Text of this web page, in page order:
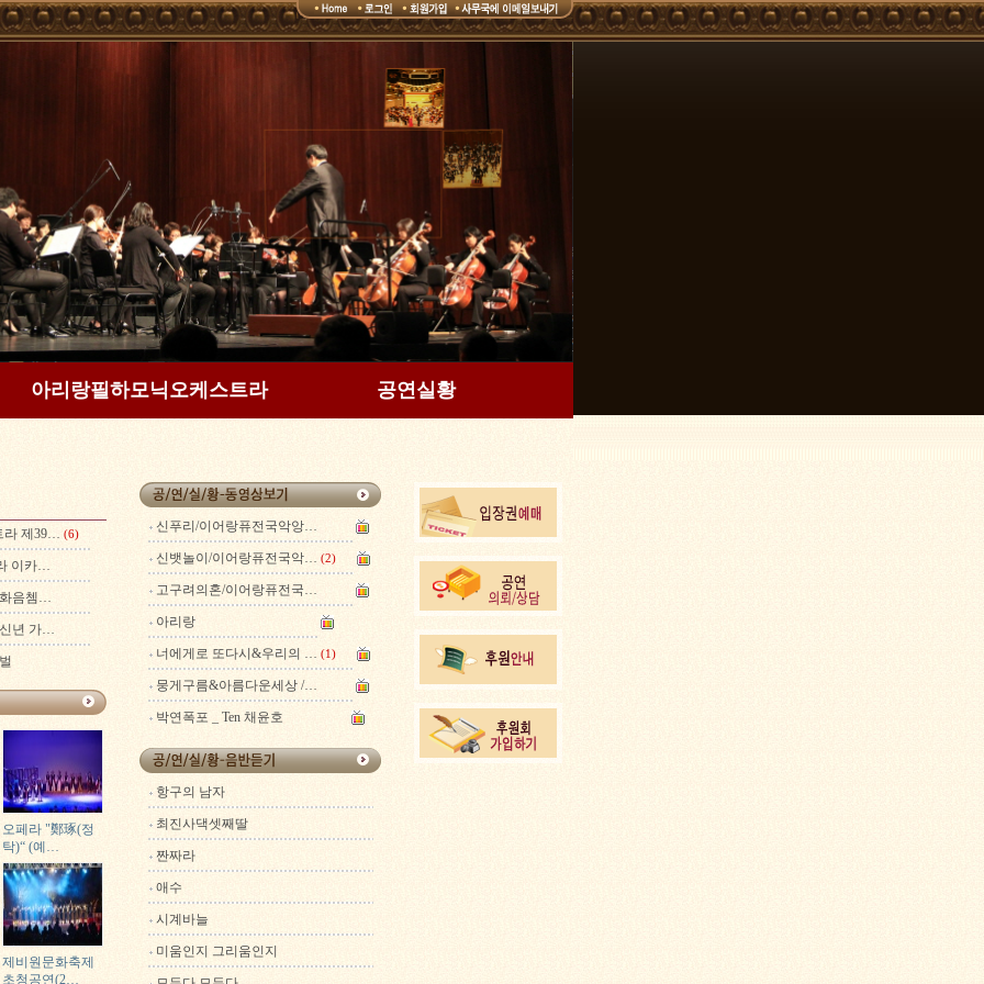
아리랑필하모닉오케스트라 공연실황
라 제39… (6)
이카…
화음쳄…
년 가…
오페라 "鄭琢(정
탁)“ (예…
제비원문화축제
초청공연(2…
신푸리/이어랑퓨전국악앙…
신뱃놀이/이어랑퓨전국악… (2)
고구려의혼/이어랑퓨전국…
아리랑
너에게로 또다시&우리의 … (1)
뭉게구름&아름다운세상 /…
박연폭포 _ Ten 채윤호
항구의 남자
최진사댁셋째딸
짠짜라
애수
시계바늘
미움인지 그리움인지